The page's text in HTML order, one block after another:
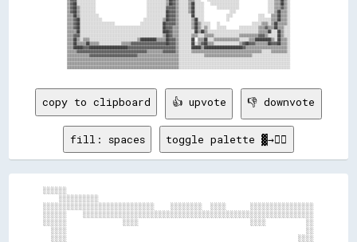
▒▒▓▓██░░░░░░░░░░░░                                ░░░░░░░░░░░░▒▒██▓▓▒▒░░░░░░▒▒██░░░░░░    ░░░░░░░░░░░░░░░░░░                  ░░░░▒▒▒▒██▒▒░░
▒▒▓▓██▒▒░░░░░░░░░░                                ░░░░░░░░░░░░▓▓▓▓▓▓▒▒░░░░░░▒▒██░░░░░░        ░░░░░░░░░░░░░░                  ░░░░▒▒▒▒▓▓▒▒░░
▒▒▓▓██▒▒░░░░░░░░░░                                ░░░░░░░░░░░░██▓▓▓▓▒▒░░░░░░▒▒██░░░░░░                ░░░░                    ░░░░▒▒██▒▒▒▒░░
▒▒▒▒██▒▒░░░░░░░░░░░░                              ░░░░░░░░░░░░██▓▓▓▓▒▒░░░░░░░░██░░░░░░              ░░░░                ░░░░    ▒▒▒▒██▒▒▒▒░░
▒▒▒▒▓▓██░░░░░░░░░░░░░░                          ░░░░░░░░░░░░▒▒██▓▓▓▓▒▒░░░░░░░░▒▒██░░░░              ░░                  ░░░░░░░░▒▒▒▒██▒▒▒▒░░
▒▒▒▒▓▓██░░░░░░░░░░░░░░░░░░░░░░                ░░░░░░░░░░░░░░██▓▓▓▓▓▓▒▒░░░░░░░░▒▒██▒▒░░░░░░    ░░                    ░░░░░░▒▒▒▒░░▒▒██▒▒▒▒▒▒░░
▒▒▒▒▓▓██░░░░░░░░░░░░░░░░░░░░░░░░░░░░░░░░░░░░░░░░░░░░░░░░░░░░██▓▓▓▓▒▒▒▒░░░░░░░░▒▒██▒▒░░▒▒░░    ░░░░░░        ░░░░░░░░░░░░▒▒▒▒▓▓▒▒▒▒██▒▒▒▒░░░░
▒▒▒▒▒▒██░░░░░░░░░░░░░░░░░░░░░░░░░░░░░░░░░░░░░░░░░░░░░░░░░░░░████▓▓▒▒▒▒░░░░░░░░░░██▒▒██▒▒░░░░░░░░░░░░░░░░░░░░░░░░░░░░░░░░▒▒▒▒▒▒██░░░░██▒▒░░░░
▒▒▒▒▓▓▓▓░░░░░░░░░░░░░░░░░░░░░░░░░░░░░░░░░░░░░░░░░░░░░░░░░░░░▒▒██▓▓▒▒▒▒░░░░░░░░▒▒▒▒░░░░▒▒▒▒▒▒░░░░░░░░░░░░░░░░▒▒▒▒▒▒▒▒▒▒▒▒▓▓▓▓▒▒░░░░░░██▒▒░░░░
▒▒▒▒██▒▒░░▒▒▒▒░░░░░░░░░░░░░░░░░░░░░░░░░░░░░░▒▒██████████▒▒▒▒▒▒██▓▓▓▓▒▒░░░░░░░░██  ▒▒▒▒██░░░░▒▒▒▒▒▒▒▒▒▒▒▒▒▒▒▒░░░░░░▒▒▒▒██████████▒▒░░██▒▒▒▒░░
▒▒▒▒██▒▒▒▒▒▒██▒▒▒▒▒▒░░░░░░░░░░░░░░▒▒▒▒▒▒▓▓▓▓▓▓▓▓▓▓▓▓▓▓▓▓▓▓▓▓▓▓██▓▓▓▓▒▒░░░░░░░░██░░▒▒▓▓██▒▒▒▒░░░░░░░░░░░░░░░░▒▒▓▓██▓▓▓▓▒▒▒▒▒▒▒▒██▓▓▓▓██▒▒▒▒░░
▒▒▒▒██████▓▓▓▓████████████████████████▓▓▓▓▓▓▓▓▓▓▓▓▓▓▓▓▓▓▓▓▓▓▓▓▓▓▓▓▓▓▒▒░░░░░░░░██████▒▒████████████████████████▓▓▒▒▒▒▒▒▒▒▒▒▒▒▒▒▒▒▒▒▒▒▒▒▒▒▒▒░░
▒▒▒▒▒▒▓▓▓▓▓▓▓▓▓▓▓▓▓▓▓▓▓▓▓▓▓▓▓▓▓▓▓▓▓▓▓▓▓▓▓▓▓▓▓▓▓▓▓▓▒▒▒▒▒▒▒▒▒▒▓▓▓▓▓▓▓▓▒▒░░░░░░░░▒▒▒▒▒▒▒▒▒▒▒▒▒▒▒▒▒▒▒▒▒▒▒▒▒▒▒▒▒▒▒▒▒▒▒▒▒▒▒▒▒▒▒▒░░░░░░▒▒▒▒▒▒▒▒▒▒░░
▒▒▒▒▒▒▒▒▒▒▒▒▒▒▓▓▓▓▓▓▓▓▓▓▓▓▓▓▓▓▓▓▓▓▓▓▓▓▓▓▓▓▓▓▒▒▒▒▒▒▒▒▒▒▒▒▒▒▒▒▒▒▒▒▒▒▒▒▒▒░░░░░░░░░░░░░░░░▒▒▒▒▒▒▒▒▒▒▒▒▒▒▒▒▒▒▒▒▒▒▒▒▒▒▒▒▒▒░░░░░░░░░░░░░░░░░░░░░░░░
▒▒▒▒▒▒▒▒▒▒▒▒▒▒▒▒▒▒▒▒▒▒▒▒▒▒▒▒▒▒▒▒▒▒▒▒▒▒▒▒▒▒▒▒▒▒▒▒▒▒▒▒▒▒▒▒▒▒▒▒▒▒▒▒▒▒▒▒▒▒░░░░░░░░░░░░░░░░░░░░░░░░░░░░░░░░░░░░░░░░░░░░░░░░░░░░░░░░░░░░░░░░░░░░░░
▒▒▒▒▒▒▒▒▒▒▒▒▒▒▒▒▒▒▒▒▒▒▒▒▒▒▒▒▒▒▒▒▒▒▒▒▒▒▒▒▒▒▒▒▒▒▒▒▒▒▒▒▒▒▒▒▒▒▒▒▒▒▒▒▒▒▒▒▒▒░░░░░░░░░░░░░░░░░░░░░░░░░░░░░░░░░░░░░░░░░░░░░░░░░░░░░░░░░░░░░░░░░░░░░░
copy to clipboard 👍 upvote 👎 downvote
fill: spaces toggle palette ▓→✊🏽
░░░░░░
    ░░░░░░░░░░
░░░░░░░░░░░░░░░░░░░░░░░░░░░░    ░░░░░░░░  ░░░░      ░░░░░░░░░░░░░░░░
░░░░░░    ░░░░░░░░░░░░░░░░░░░░░░░░░░░░░░░░░░░░░░░░░░░░░░░░░░░░░░░░░░
░░░░░░              ░░░░                            ░░░░          ░░
  ░░░░                                                            ░░
  ░░░░                                                          ░░░░